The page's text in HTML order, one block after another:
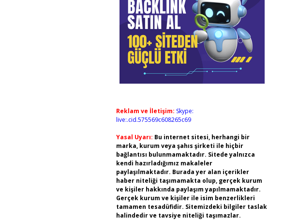
Reklam ve İletişim: Skype:
live:.cid.575569c608265c69
Yasal Uyarı: Bu internet sitesi, herhangi bir
marka, kurum veya şahıs şirketi ile hiçbir
bağlantısı bulunmamaktadır. Sitede yalnızca
kendi hazırladığımız makaleler
paylaşılmaktadır. Burada yer alan içerikler
haber niteliği taşımamakta olup, gerçek kurum
ve kişiler hakkında paylaşım yapılmamaktadır.
Gerçek kurum ve kişiler ile isim benzerlikleri
tamamen tesadüfidir. Sitemizdeki bilgiler taslak
halindedir ve tavsiye niteliği taşımazlar.